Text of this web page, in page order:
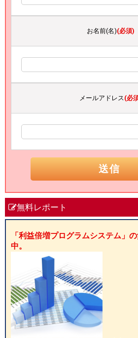
お名前(名)(必須)
メールアドレス(必
無料レポート
「利益倍増プログラムシステム」
中。